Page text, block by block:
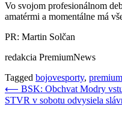
Vo svojom profesionálnom
amatérmi a momentálne má
PR: Martin Solčan
redakcia PremiumNews
Tagged bojovesporty,
Navigácia
v
⟵ BSK: Obchvat Modry
STVR v sobotu odvysiela